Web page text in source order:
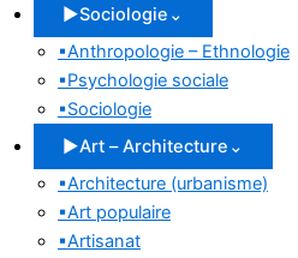
▶Sociologie ⌄
▪Anthropologie – Ethnologie
▪Psychologie sociale
▪Sociologie
▶Art – Architecture ⌄
▪Architecture (urbanisme)
▪Art populaire
▪Artisanat